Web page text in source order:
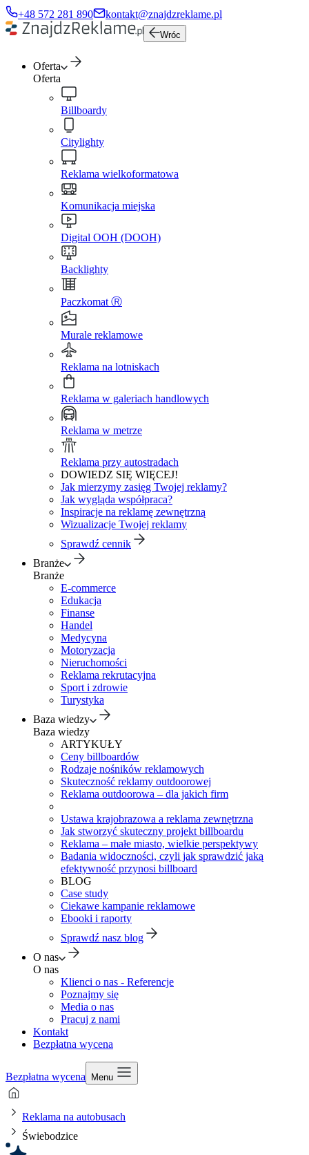
+48 572 281 890 kontakt@znajdzreklame.pl
Wróc
Oferta
Oferta
Billboardy
Citylighty
Reklama wielkoformatowa
Komunikacja miejska
Digital OOH (DOOH)
Backlighty
Paczkomat Ⓡ
Murale reklamowe
Reklama na lotniskach
Reklama w galeriach handlowych
Reklama w metrze
Reklama przy autostradach
DOWIEDZ SIĘ WIĘCEJ!
Jak mierzymy zasięg Twojej reklamy?
Jak wygląda współpraca?
Inspiracje na reklamę zewnętrzną
Wizualizacje Twojej reklamy
Sprawdź cennik
Branże
Branże
E-commerce
Edukacja
Finanse
Handel
Medycyna
Motoryzacja
Nieruchomości
Reklama rekrutacyjna
Sport i zdrowie
Turystyka
Baza wiedzy
Baza wiedzy
ARTYKUŁY
Ceny billboardów
Rodzaje nośników reklamowych
Skuteczność reklamy outdoorowej
Reklama outdoorowa – dla jakich firm
Ustawa krajobrazowa a reklama zewnętrzna
Jak stworzyć skuteczny projekt billboardu
Reklama – małe miasto, wielkie perspektywy
Badania widoczności, czyli jak sprawdzić jaką
efektywność przynosi billboard
BLOG
Case study
Ciekawe kampanie reklamowe
Ebooki i raporty
Sprawdź nasz blog
O nas
O nas
Klienci o nas - Referencje
Poznajmy się
Media o nas
Pracuj z nami
Kontakt
Bezpłatna wycena
Bezpłatna wycena Menu
Reklama na autobusach
Świebodzice